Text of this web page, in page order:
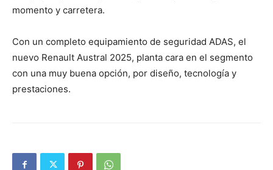
momento y carretera.
Con un completo equipamiento de seguridad ADAS, el
nuevo Renault Austral 2025, planta cara en el segmento
con una muy buena opción, por diseño, tecnología y
prestaciones.